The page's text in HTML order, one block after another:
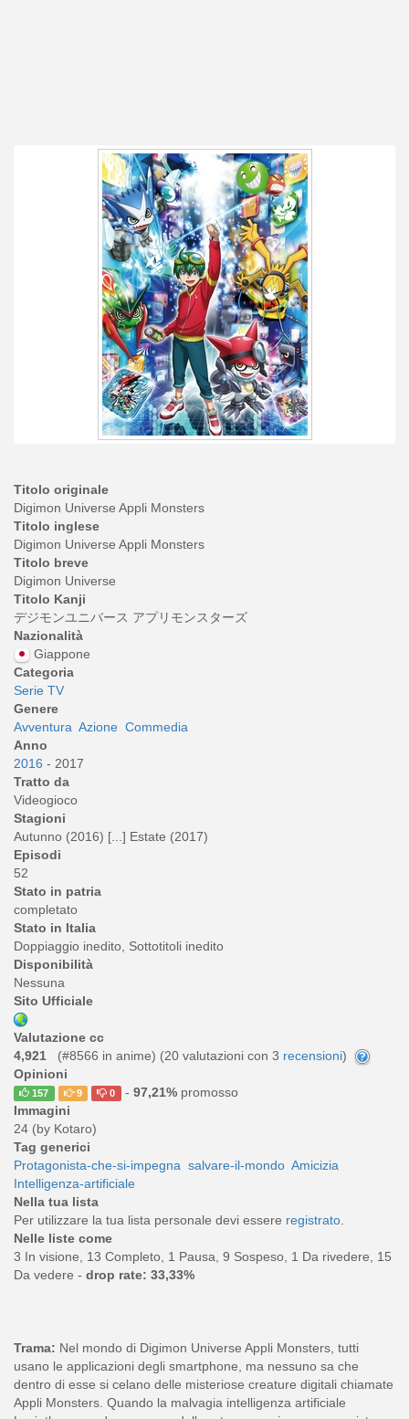
Titolo originale
Digimon Universe Appli Monsters
Titolo inglese
Digimon Universe Appli Monsters
Titolo breve
Digimon Universe
Titolo Kanji
デジモンユニバース アプリモンスターズ
Nazionalità
Giappone
Categoria
Serie TV
Genere
Avventura Azione Commedia
Anno
2016 - 2017
Tratto da
Videogioco
Stagioni
Autunno (2016) [...] Estate (2017)
Episodi
52
Stato in patria
completato
Stato in Italia
Doppiaggio inedito, Sottotitoli inedito
Disponibilità
Nessuna
Sito Ufficiale
Valutazione cc
4,921
(#8566 in anime) (20 valutazioni con 3 recensioni)
Opinioni
157 9 0 - 97,21%promosso
Immagini
24 (by Kotaro)
Tag generici
Protagonista-che-si-impegna salvare-il-mondo Amicizia
Intelligenza-artificiale
Nella tua lista
Per utilizzare la tua lista personale devi essere registrato.
Nelle liste come
3 In visione, 13 Completo, 1 Pausa, 9 Sospeso, 1 Da rivedere, 15
Da vedere - drop rate: 33,33%
Trama: Nel mondo di Digimon Universe Appli Monsters, tutti
usano le applicazioni degli smartphone, ma nessuno sa che
dentro di esse si celano delle misteriose creature digitali chiamate
Appli Monsters. Quando la malvagia intelligenza artificiale